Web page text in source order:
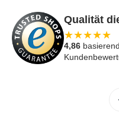
Qualität
★★★★★
4,86